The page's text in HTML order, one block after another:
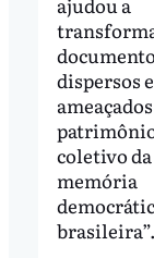
dispersos e
coletivo da
memória
brasileira”.